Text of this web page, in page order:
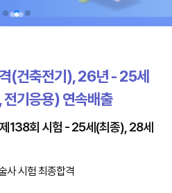
(건축전기), 26년 - 25세
기응용) 연속배출
138회 시험 - 25세(최종), 28세
사 시험 최종합격